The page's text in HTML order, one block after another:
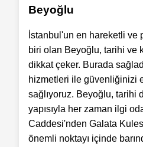
Beyoğlu
İstanbul'un en hareketli ve
biri olan Beyoğlu, tarihi ve
dikkat çeker. Burada
hizmetleri ile güvenliğinizi
sağlıyoruz. Beyoğlu, tarihi
yapısıyla her zaman ilgi
Caddesi'nden Galata
önemli noktayı içinde